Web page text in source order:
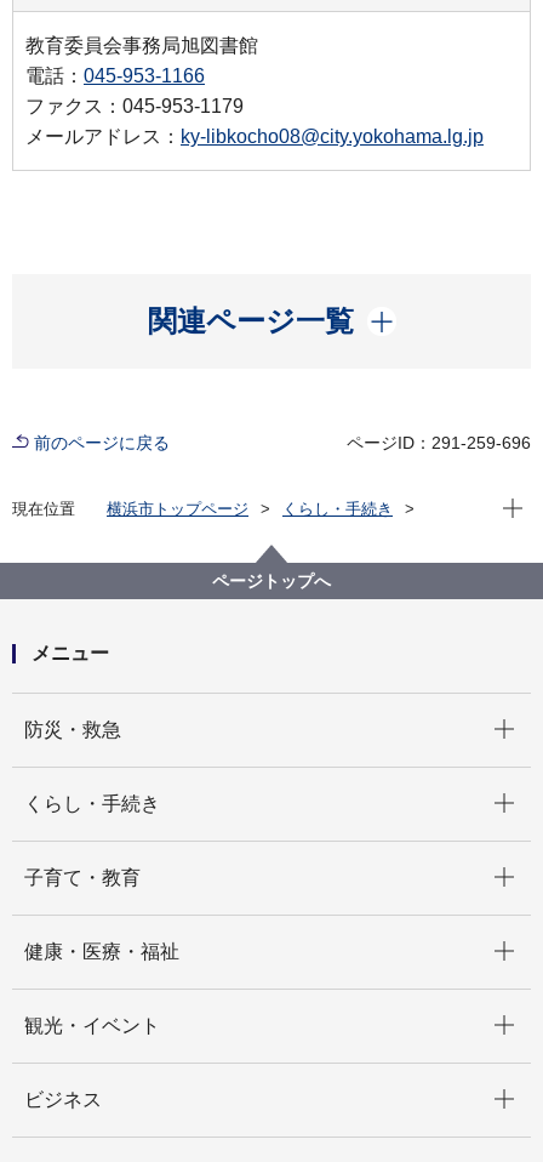
教育委員会事務局旭図書館
電話： 045-953-1166
ファクス：045-953-1179
メールアドレス： ky-libkocho08@city.yokohama.lg.jp
関連ページ一覧
開く
前のページに戻る ページID：291-259-696
現在位置 横浜市トップページ
くらし・手続き
旭区を知る
よみがえる昭和の街並み 旭区風景写真アーカイブ
2.上白根町
上白根稲荷社付近2(画像番号b068)
現在
ページトップへ
メニュー
防災・救急
くらし・手続き
子育て・教育
健康・医療・福祉
観光・イベント
ビジネス